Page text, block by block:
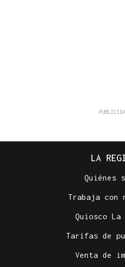
LA
Quiénes
Trabaja con
Quiosco La
Tarifas de
Venta de